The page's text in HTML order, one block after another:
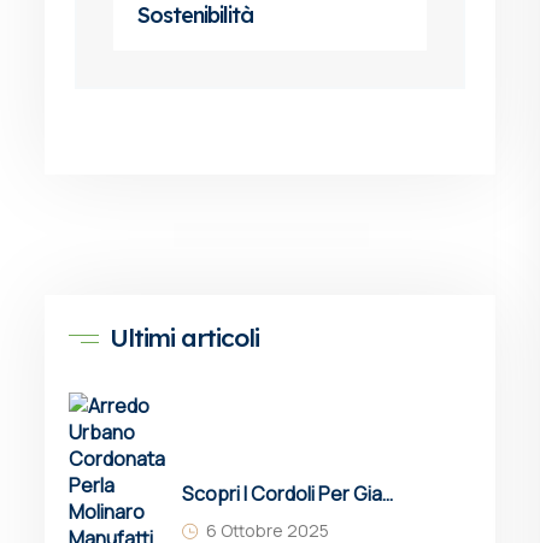
Sostenibilità
Ultimi articoli
Scopri I Cordoli Per Giardini Molinaro: Soluzioni In Cemento Resistenti, Estetiche E Sostenibili Per Delimitare Aiuole, Vialetti E Spazi Verdi Con Eleganza E Funzionalità.
6 Ottobre 2025